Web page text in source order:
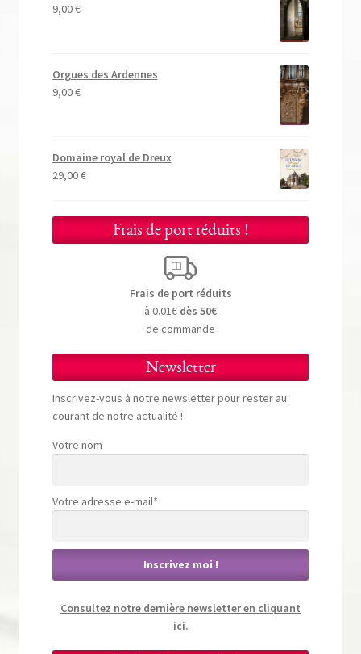
9,00€
Orgues des Ardennes
9,00€
Domaine royal de Dreux
29,00€
Frais de port réduits !
Frais de port réduits
à 0.01€ dès 50€
de commande
Newsletter
Inscrivez-vous à notre newsletter pour rester au
courant de notre actualité !
Votre nom
Votre adresse e-mail*
Consultez notre dernière newsletter en cliquant
ici.